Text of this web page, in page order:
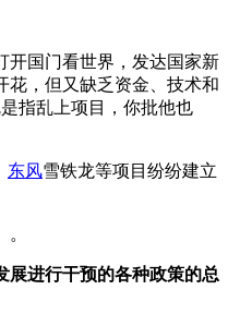
开国门看世界，发达国家新
花，但又缺乏资金、技术和
指乱上项目，你批他也
东风雪铁龙等项目纷纷建立
展进行干预的各种政策的总